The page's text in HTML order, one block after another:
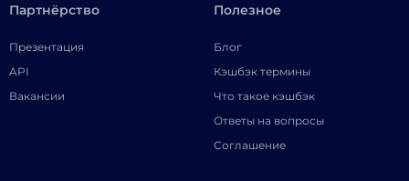
Партнёрство
Презентация
API
Вакансии
Полезное
Блог
Кэшбэк термины
Что такое кэшбэк
Ответы на вопросы
Соглашение